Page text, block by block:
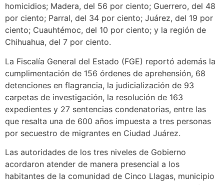
homicidios; Madera, del 56 por ciento; Guerrero, del 48
por ciento; Parral, del 34 por ciento; Juárez, del 19 por
ciento; Cuauhtémoc, del 10 por ciento; y la región de
Chihuahua, del 7 por ciento.
La Fiscalía General del Estado (FGE) reportó además la
cumplimentación de 156 órdenes de aprehensión, 68
detenciones en flagrancia, la judicialización de 93
carpetas de investigación, la resolución de 163
expedientes y 27 sentencias condenatorias, entre las
que resalta una de 600 años impuesta a tres personas
por secuestro de migrantes en Ciudad Juárez.
Las autoridades de los tres niveles de Gobierno
acordaron atender de manera presencial a los
habitantes de la comunidad de Cinco Llagas, municipio